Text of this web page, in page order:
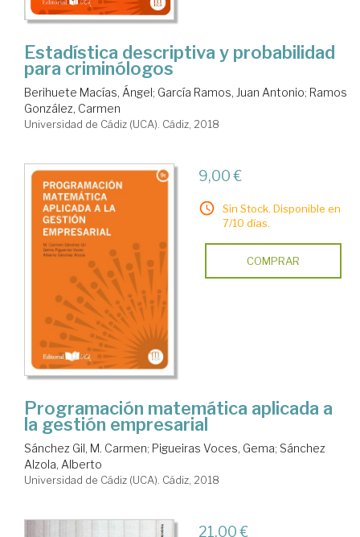
Estadística descriptiva y probabilidad
para criminólogos
Berihuete Macías, Ángel; García Ramos, Juan Antonio; Ramos
González, Carmen
Universidad de Cádiz (UCA). Cádiz, 2018
9,00 €
Sin Stock. Disponible en
7/10 días.
COMPRAR
Programación matemática aplicada a
la gestión empresarial
Sánchez Gil, M. Carmen; Pigueiras Voces, Gema; Sánchez
Alzola, Alberto
Universidad de Cádiz (UCA). Cádiz, 2018
21,00 €